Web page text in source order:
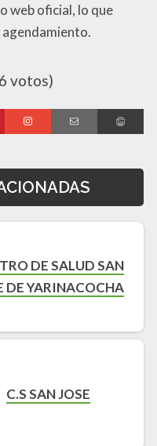
web oficial, lo que
votos)
DE SALUD SAN
DE YARINACOCHA
C.S SAN JOSE